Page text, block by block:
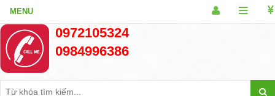
0972105324
0984996386